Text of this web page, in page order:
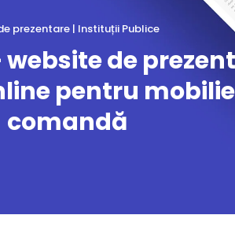
prezentare | Instituții Publice
website de
pentru
comandă